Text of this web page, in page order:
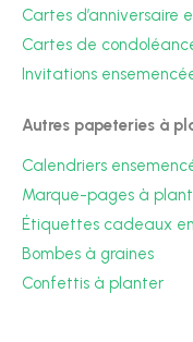
Cartes d’anniversaire
Cartes de
Invitations
Autres papeteries à
Calendriers
Marque-pages à
Étiquettes cadeaux
Bombes à graines
Confettis à planter